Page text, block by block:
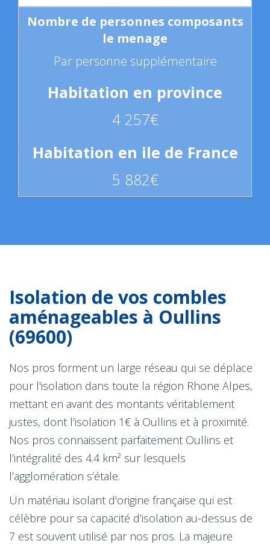
Par personne supplémentaire
4 257€
5 882€
Isolation de vos combles
aménageables à Oullins
(69600)
Nos pros forment un large réseau qui se déplace
pour l'isolation dans toute la région Rhone Alpes,
mettant en avant des montants véritablement
justes, dont l’isolation 1€ à Oullins et à proximité.
Nos pros connaissent parfaitement Oullins et
l’intégralité des 4.4 km² sur lesquels
l’agglomération s’étale.
Un matériau isolant d'origine française qui est
célèbre pour sa capacité d’isolation au-dessus de
7 est souvent utilisé par nos pros. La majeure